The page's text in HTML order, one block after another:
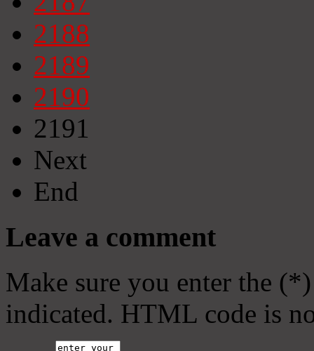
2188
2189
2190
2191
Next
End
Leave a comment
Make sure you enter the
indicated. HTML code is